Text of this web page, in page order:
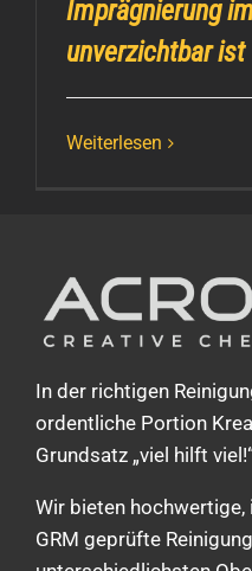
Imprägnierung
unverzichtbar ist
Weiterlesen
In der richtigen
ordentliche Portion
Grundsatz „viel hilft
Wir bieten
GRM geprüfte